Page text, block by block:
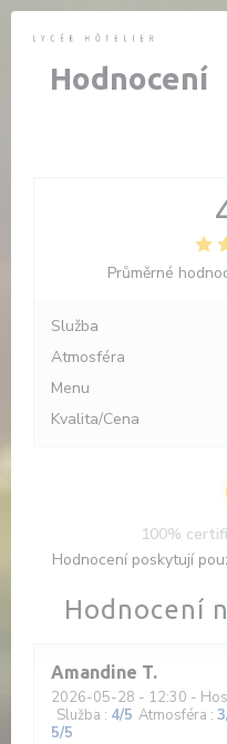
Panel pro správu cookies
Hodnocení
Hodnocení
Amandine T
2026-05-28 - 12:30 -
Služba : 4/5 Atmosféra : 3
5/5
Průměrné
Služba
Atmosféra
Menu
Kvalita/Cena
100%
Hodnocení poskytují